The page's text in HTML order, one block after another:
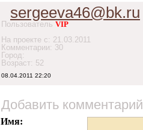
sergeeva46@bk.ru
Пользователь VIP
На проекте с: 21.03.2011
Комментарии: 30
Город:
Возраст: 52
08.04.2011 22:20
Добавить комментарий
Имя: